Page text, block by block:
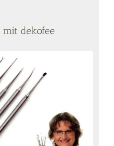
mit dekofee